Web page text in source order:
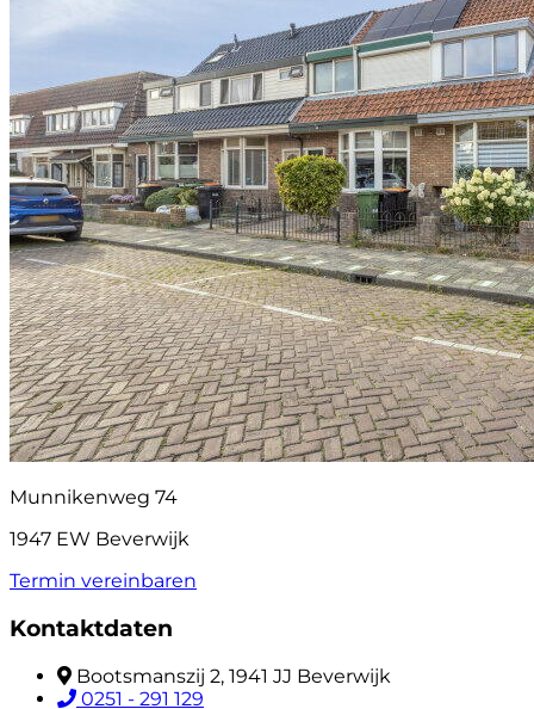
Munnikenweg 74
1947 EW Beverwijk
Termin vereinbaren
Kontaktdaten
Bootsmanszij 2, 1941 JJ Beverwijk
0251 - 291 129